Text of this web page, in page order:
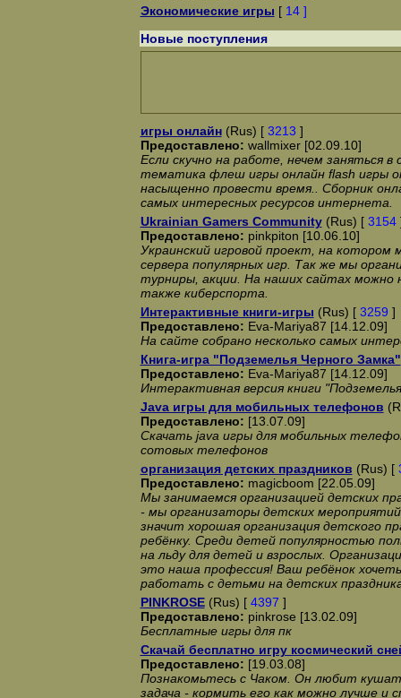
Экономические игры [ 14 ]
Новые поступления
игры онлайн(Rus) [ 3213 ]
Предоставлено: wallmixer [02.09.10]
Если скучно на работе, нечем заняться в
тематика флеш игры онлайн flash игры
насыщенно провести время.. Сборник
самых интересных ресурсов интернета.
Ukrainian Gamers Community(Rus) [ 3154
Предоставлено: pinkpiton [10.06.10]
Украинский игровой проект, на котором
сервера популярных игр. Так же мы
турниры, акции. На наших сайтах можно
также киберспорта.
Интерактивные книги-игры (Rus) [ 3259 ]
Предоставлено: Eva-Mariya87 [14.12.09]
На сайте собрано несколько самых
Книга-игра "Подземелья Черного Замка"
Предоставлено: Eva-Mariya87 [14.12.09]
Интерактивная версия книги
Java игры для мобильных телефонов
Предоставлено: [13.07.09]
Скачать java игры для мобильных
сотовых телефонов
организация детских праздников (Rus) [
Предоставлено: magicboom [22.05.09]
Мы занимаемся организацией детских
- мы организаторы детских
значит хорошая организация детского
ребёнку. Среди детей популярностью
на льду для детей и взрослых.
это наша профессия! Ваш ребёнок
работать с детьми на детских
PINKROSE(Rus) [ 4397 ]
Предоставлено: pinkrose [13.02.09]
Бесплатные игры для пк
Скачай бесплатно игру космический
Предоставлено: [19.03.08]
Познакомьтесь с Чаком. Он любит
задача - кормить его как можно лучше и